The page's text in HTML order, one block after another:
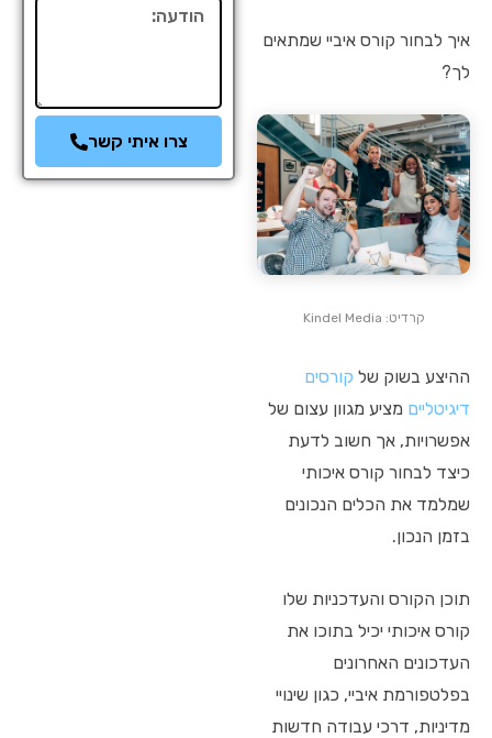
איך לבחור קורס איביי שמתאים
לך?
קרדיט: Kindel Media
ההיצע בשוק של קורסים
דיגיטליים מציע מגוון עצום של
אפשרויות, אך חשוב לדעת
כיצד לבחור קורס איכותי
שמלמד את הכלים הנכונים
בזמן הנכון.
תוכן הקורס והעדכניות שלו
קורס איכותי יכיל בתוכו את
העדכונים האחרונים
בפלטפורמת איביי, כגון שינויי
מדיניות, דרכי עבודה חדשות
הודעה
צרו איתי קשר